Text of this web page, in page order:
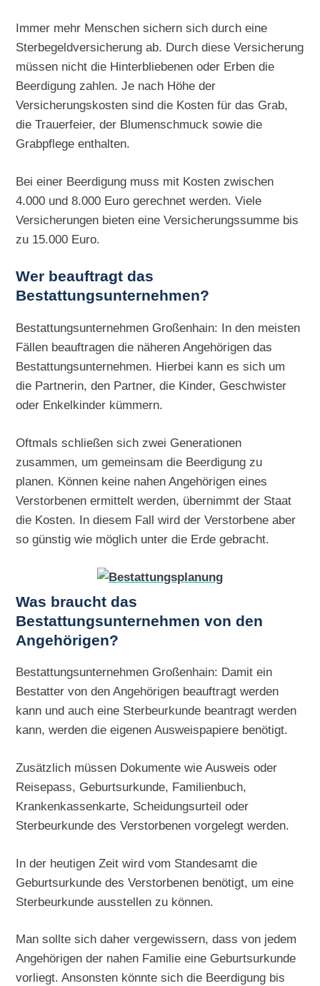
Immer mehr Menschen sichern sich durch eine
Sterbegeldversicherung ab. Durch diese Versicherung
müssen nicht die Hinterbliebenen oder Erben die
Beerdigung zahlen. Je nach Höhe der
Versicherungskosten sind die Kosten für das Grab,
die Trauerfeier, der Blumenschmuck sowie die
Grabpflege enthalten.
Bei einer Beerdigung muss mit Kosten zwischen
4.000 und 8.000 Euro gerechnet werden. Viele
Versicherungen bieten eine Versicherungssumme bis
zu 15.000 Euro.
Wer beauftragt das
Bestattungsunternehmen?
Bestattungsunternehmen Großenhain: In den meisten
Fällen beauftragen die näheren Angehörigen das
Bestattungsunternehmen. Hierbei kann es sich um
die Partnerin, den Partner, die Kinder, Geschwister
oder Enkelkinder kümmern.
Oftmals schließen sich zwei Generationen
zusammen, um gemeinsam die Beerdigung zu
planen. Können keine nahen Angehörigen eines
Verstorbenen ermittelt werden, übernimmt der Staat
die Kosten. In diesem Fall wird der Verstorbene aber
so günstig wie möglich unter die Erde gebracht.
Was braucht das
Bestattungsunternehmen von den
Angehörigen?
Bestattungsunternehmen Großenhain: Damit ein
Bestatter von den Angehörigen beauftragt werden
kann und auch eine Sterbeurkunde beantragt werden
kann, werden die eigenen Ausweispapiere benötigt.
Zusätzlich müssen Dokumente wie Ausweis oder
Reisepass, Geburtsurkunde, Familienbuch,
Krankenkassenkarte, Scheidungsurteil oder
Sterbeurkunde des Verstorbenen vorgelegt werden.
In der heutigen Zeit wird vom Standesamt die
Geburtsurkunde des Verstorbenen benötigt, um eine
Sterbeurkunde ausstellen zu können.
Man sollte sich daher vergewissern, dass von jedem
Angehörigen der nahen Familie eine Geburtsurkunde
vorliegt. Ansonsten könnte sich die Beerdigung bis